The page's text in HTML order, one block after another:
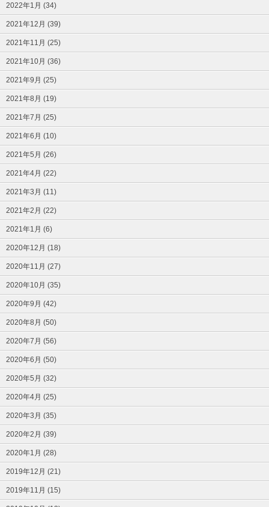
2022年1月 (34)
2021年12月 (39)
2021年11月 (25)
2021年10月 (36)
2021年9月 (25)
2021年8月 (19)
2021年7月 (25)
2021年6月 (10)
2021年5月 (26)
2021年4月 (22)
2021年3月 (11)
2021年2月 (22)
2021年1月 (6)
2020年12月 (18)
2020年11月 (27)
2020年10月 (35)
2020年9月 (42)
2020年8月 (50)
2020年7月 (56)
2020年6月 (50)
2020年5月 (32)
2020年4月 (25)
2020年3月 (35)
2020年2月 (39)
2020年1月 (28)
2019年12月 (21)
2019年11月 (15)